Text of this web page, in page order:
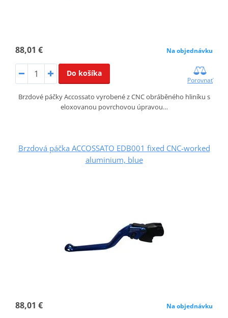
88,01 € Na objednávku
Do košíka
Porovnať
Brzdové páčky Accossato vyrobené z CNC obráběného hliníku s
eloxovanou povrchovou úpravou…
Brzdová páčka ACCOSSATO EDB001 fixed CNC-worked
aluminium, blue
88,01 € Na objednávku